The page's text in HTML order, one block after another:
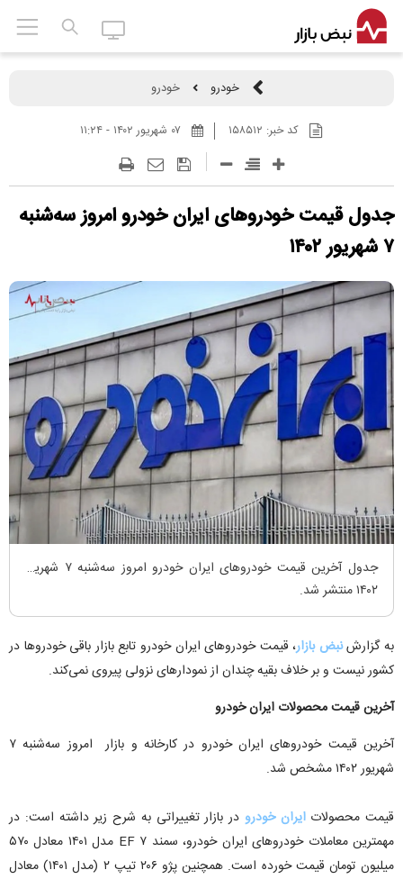
خودرو خودرو
کد خبر: ۱۵۸۵۱۲ ۰۷ شهريور ۱۴۰۲ - ۱۱:۲۴
جدول قیمت خودرو‌های ایران خودرو امروز سه‌شنبه
۷ شهریور ۱۴۰۲
جدول آخرین قیمت خودرو‌های ایران خودرو امروز سه‌شنبه ۷ شهریور
۱۴۰۲ منتشر شد.
به گزارشنبض بازار، قیمت خودرو‌های ایران خودرو تابع بازار باقی خودرو‌ها در
کشور نیست و بر خلاف بقیه چندان از نمودار‌های نزولی پیروی نمی‌کند.
آخرین قیمت محصولات ایران خودرو
آخرین قیمت خودرو‌های ایران خودرو در کارخانه و بازار امروز سه‌شنبه ۷
شهریور ۱۴۰۲ مشخص شد.
قیمت محصولات ایران خودرو در بازار تغییراتی به شرح زیر داشته است: در
مهمترین معاملات خودرو‌های ایران خودرو، سمند EF ۷ مدل ۱۴۰۱ معادل ۵۷۰
میلیون تومان قیمت خورده است. همچنین پژو ۲۰۶ تیپ ۲ (مدل ۱۴۰۱) معادل